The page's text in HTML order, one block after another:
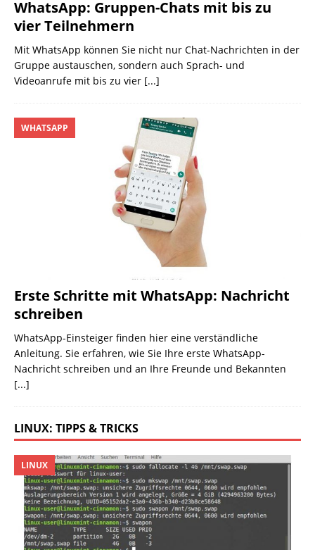
WhatsApp: Gruppen-Chats mit bis zu
vier Teilnehmern
Mit WhatsApp können Sie nicht nur Chat-Nachrichten in der
Gruppe austauschen, sondern auch Sprach- und
Videoanrufe mit bis zu vier [...]
Erste Schritte mit WhatsApp: Nachricht
schreiben
WHATSAPP
WhatsApp-Einsteiger finden hier eine verständliche
Anleitung. Sie erfahren, wie Sie Ihre erste WhatsApp-
Nachricht schreiben und an Ihre Freunde und Bekannten
[...]
LINUX: TIPPS & TRICKS
LINUX